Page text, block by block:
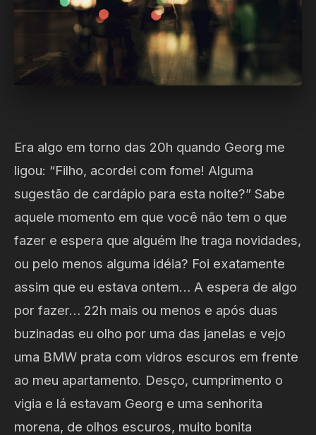
Era algo em torno das 20h quando Georg me
ligou: “Filho, acordei com fome! Alguma
sugestão de cardápio para esta noite?” Sabe
aquele momento em que você não tem o que
fazer e espera que alguém lhe traga novidades,
ou pelo menos alguma idéia? Foi exatamente
assim que eu estava ontem… A espera de algo
por fazer… 22h mais ou menos e após duas
buzinadas eu olho por uma das janelas e vejo
uma BMW prata com vidros escuros em frente
ao meu apartamento. Desço, cumprimento o
vigia e lá estavam Georg e uma senhorita
morena, de olhos escuros, muito bonita